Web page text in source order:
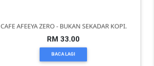
CAFE AFEEYA ZERO - BUKAN SEKADAR KOPI.
RM 33.00
BACA LAGI